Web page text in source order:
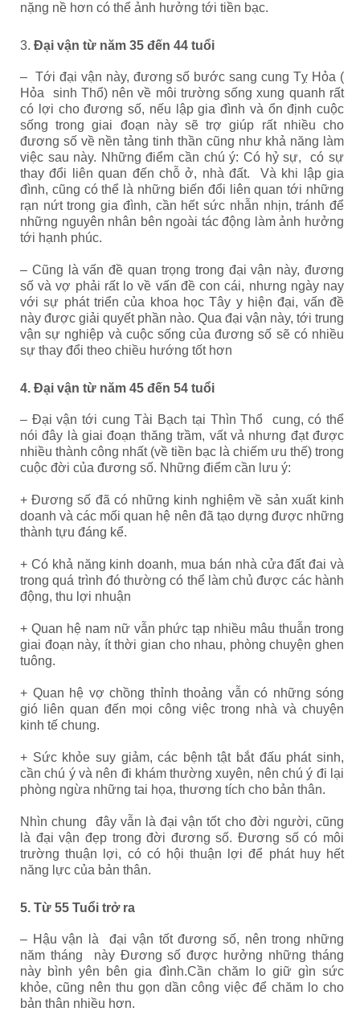
nặng nề hơn có thể ảnh hưởng tới tiền bạc.
3. Đại vận từ năm 35 đến 44 tuổi
– Tới đại vận này, đương số bước sang cung Tỵ Hỏa (
Hỏa sinh Thổ) nên về môi trường sống xung quanh rất
có lợi cho đương số, nếu lập gia đình và ổn định cuộc
sống trong giai đoạn này sẽ trợ giúp rất nhiều cho
đương số về nền tảng tinh thần cũng như khả năng làm
việc sau này. Những điểm cần chú ý: Có hỷ sự, có sự
thay đổi liên quan đến chỗ ở, nhà đất. Và khi lập gia
đình, cũng có thể là những biến đổi liên quan tới những
rạn nứt trong gia đình, cần hết sức nhẫn nhịn, tránh để
những nguyên nhân bên ngoài tác động làm ảnh hưởng
tới hạnh phúc.
– Cũng là vấn đề quan trọng trong đại vận này, đương
số và vợ phải rất lo về vấn đề con cái, nhưng ngày nay
với sự phát triển của khoa học Tây y hiện đại, vấn đề
này được giải quyết phần nào. Qua đại vận này, tới trung
vận sự nghiệp và cuộc sống của đương số sẽ có nhiều
sự thay đổi theo chiều hướng tốt hơn
4. Đại vận từ năm 45 đến 54 tuổi
– Đại vận tới cung Tài Bạch tại Thìn Thổ cung, có thể
nói đây là giai đoạn thăng trầm, vất vả nhưng đạt được
nhiều thành công nhất (về tiền bạc là chiếm ưu thế) trong
cuộc đời của đương số. Những điểm cần lưu ý:
+ Đương số đã có những kinh nghiệm về sản xuất kinh
doanh và các mối quan hệ nên đã tạo dựng được những
thành tựu đáng kể.
+ Có khả năng kinh doanh, mua bán nhà cửa đất đai và
trong quá trình đó thường có thể làm chủ được các hành
động, thu lợi nhuận
+ Quan hệ nam nữ vẫn phức tạp nhiều mâu thuẫn trong
giai đoạn này, ít thời gian cho nhau, phòng chuyện ghen
tuông.
+ Quan hệ vợ chồng thỉnh thoảng vẫn có những sóng
gió liên quan đến mọi công việc trong nhà và chuyện
kinh tế chung.
+ Sức khỏe suy giảm, các bệnh tật bắt đấu phát sinh,
cần chú ý và nên đi khám thường xuyên, nên chú ý đi lại
phòng ngừa những tai họa, thương tích cho bản thân.
Nhìn chung đây vẫn là đại vận tốt cho đời người, cũng
là đại vận đẹp trong đời đương số. Đương số có môi
trường thuận lợi, có có hội thuận lợi để phát huy hết
năng lực của bản thân.
5. Từ 55 Tuổi trở ra
– Hậu vận là đại vận tốt đương số, nên trong những
năm tháng này Đương số được hưởng những tháng
này bình yên bên gia đình.Cần chăm lo giữ gìn sức
khỏe, cũng nên thu gọn dần công việc để chăm lo cho
bản thân nhiều hơn.